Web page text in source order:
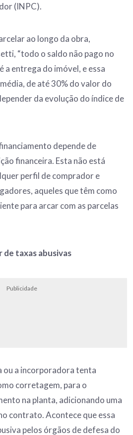
(INPC).
ao longo da obra,
“todo o saldo não pago no
a entrega do imóvel, e essa
de até 30% do valor do
da evolução do índice de
depende de
financeira. Esta não está
perfil de comprador e
aqueles que têm como
para arcar com as parcelas
taxas abusivas
Publicidade
ou a incorporadora tenta
corretagem, para o
na planta, adicionando uma
contrato. Acontece que essa
pelos órgãos de defesa do